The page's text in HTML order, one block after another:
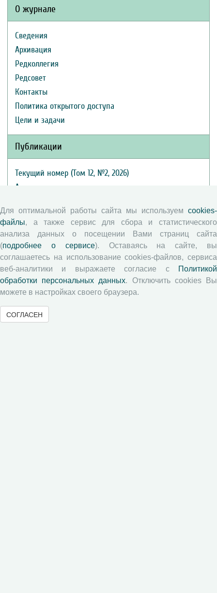
О журнале
Сведения
Архивация
Редколлегия
Редсовет
Контакты
Политика открытого доступа
Цели и задачи
Публикации
Текущий номер (Том 12, №2, 2026)
Архив
Авторы
Подборка статей
Авторам
Правила для авторов
Типовой лицензионный договор
Публикационная этика
Для оптимальной работы сайта мы используем cookies-
файлы, а также сервис для сбора и статистического
анализа данных о посещении Вами страниц сайта
(подробнее о сервисе). Оставаясь на сайте, вы
соглашаетесь на использование cookies-файлов, сервиса
веб-аналитики и выражаете согласие с
Политикой
обработки персональных данных. Отключить cookies Вы
можете в настройках своего браузера.
СОГЛАСЕН